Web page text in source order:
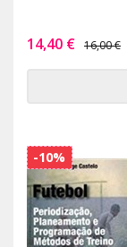
14,40 € 16,00 €
-10%